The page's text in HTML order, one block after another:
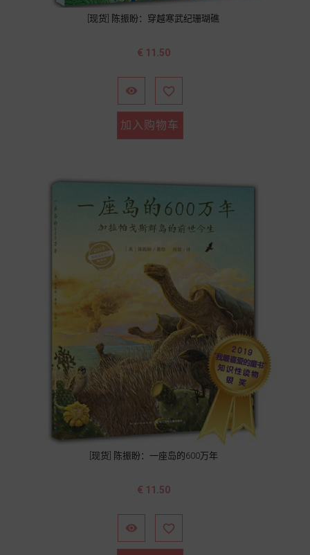
[现货] 陈振盼：穿越寒武纪珊瑚礁
价
€ 11.50
 
加入购物车
[现货] 陈振盼：一座岛的600万年
价
€ 11.50
 